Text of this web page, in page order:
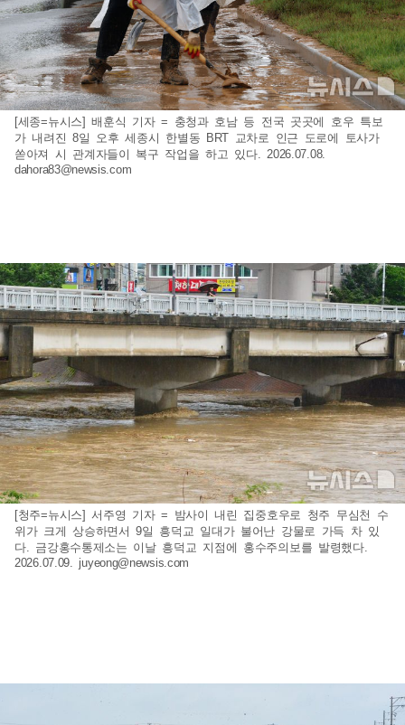
[세종=뉴시스] 배훈식 기자 = 충청과 호남 등 전국 곳곳에 호우 특보
가 내려진 8일 오후 세종시 한별동 BRT 교차로 인근 도로에 토사가
쏟아져 시 관계자들이 복구 작업을 하고 있다. 2026.07.08.
dahora83@newsis.com
[청주=뉴시스] 서주영 기자 = 밤사이 내린 집중호우로 청주 무심천 수
위가 크게 상승하면서 9일 흥덕교 일대가 불어난 강물로 가득 차 있
다. 금강홍수통제소는 이날 흥덕교 지점에 홍수주의보를 발령했다.
2026.07.09. juyeong@newsis.com